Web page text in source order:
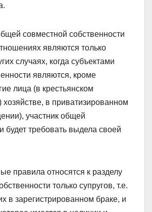
совместной собственности
являются только
случаях, когда субъектами
являются, кроме
лица (в крестьянском
в приватизированном
участник общей
будет требовать выдела своей
правила относятся к разделу
только супругов, т.е.
в зарегистрированном браке, и